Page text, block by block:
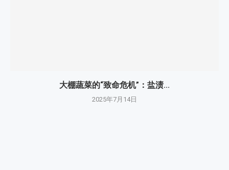
大棚蔬菜的“致命危机”：盐渍...
2025年7月14日